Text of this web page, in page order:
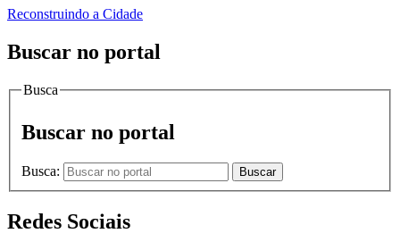
Reconstruindo a Cidade
Buscar no portal
Busca
Buscar no portal
Busca: Buscar
Redes Sociais